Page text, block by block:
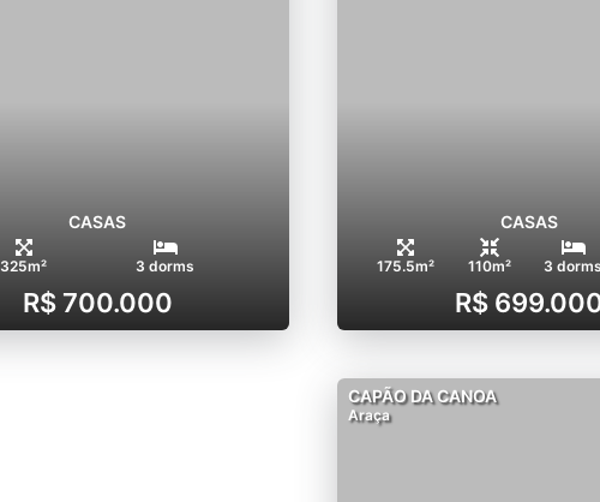
CASAS
325m² 3 dorms
R$ 700.000
CASAS
175.5m² 110m² 3 dorms
R$
CAPÃO DA CANOA
Araça